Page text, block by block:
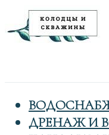
ДРЕНАЖ И